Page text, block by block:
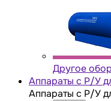
Другое
Аппараты с Р/У
Аппараты с Р/У